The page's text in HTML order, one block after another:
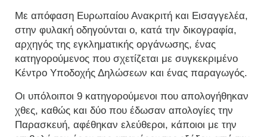
Με απόφαση Ευρωπαίου Ανακριτή και Εισαγγελέα,
στην φυλακή οδηγούνται ο, κατά την δικογραφία,
αρχηγός της εγκληματικής οργάνωσης, ένας
κατηγορούμενος που σχετίζεται με συγκεκριμένο
Κέντρο Υποδοχής Δηλώσεων και ένας παραγωγός.
Οι υπόλοιποι 9 κατηγορούμενοι που απολογήθηκαν
χθες, καθώς και δύο που έδωσαν απολογίες την
Παρασκευή, αφέθηκαν ελεύθεροι, κάποιοι με την